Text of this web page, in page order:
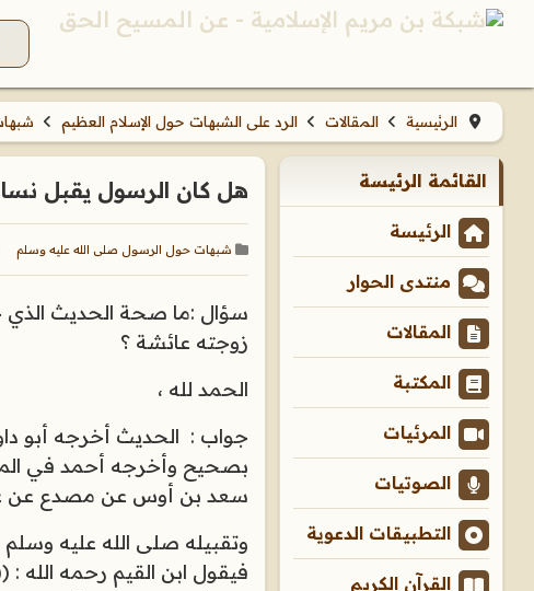
الرئيسية المقالات الرد على الشبهات حول الإسلام العظيم
القائمة الرئيسة
الرئيسة
منتدى الحوار
المقالات
المكتبة
المرئيات
الصوتيات
التطبيقات الدعوية
القرآن الكريم
هل كان الرسول يقبل
شبهات حول الرسول صلى الله عليه وسلم
سؤال :ما صحة الحديث الذي
زوجته عائشة ؟
الحمد لله ،
جواب : الحديث أخرجه أبو
بصحيح وأخرجه أحمد في
سعد بن أوس عن مصدع عن
وتقبيله صلى الله عليه
فيقول ابن القيم رحمه الله